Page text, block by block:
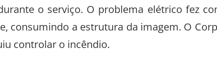
o serviço. O problema elétrico fez
consumindo a estrutura da imagem. O
controlar o incêndio.